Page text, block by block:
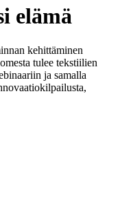
elämä
kehittäminen
tulee tekstiilien
ja samalla